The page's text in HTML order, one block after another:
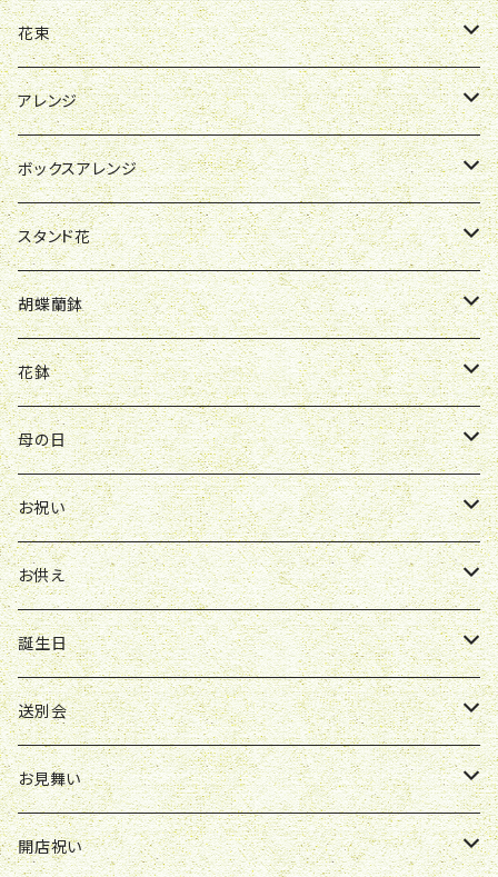
花束
母の日
お祝い
誕生日
お見舞い
送別会
お供え
仏壇花
定期便
アレンジ
母の日
R&P
Y&O
W&G
お祝い
W&G
R&P
Y&O
誕生日
お見舞い
送別会
開店祝い
お供え
ボックスアレンジ
母の日
R&P
Y&O
W&G
ソープフラワー
お祝い
誕生日
お見舞い
送別会
スタンド花
開店祝い
お誕生日
お祝い
発表会
胡蝶蘭鉢
開店祝い
お祝い
花鉢
クレマチス
紫
母の日
花束
アレンジ
ボックスアレンジ
お祝い
花束
アレンジ
ボックスアレンジ
胡蝶蘭鉢
スタンド花
お供え
花束
アレンジ
誕生日
花束
アレンジ
ボックスアレンジ
送別会
花束
アレンジ
お見舞い
花束
開店祝い